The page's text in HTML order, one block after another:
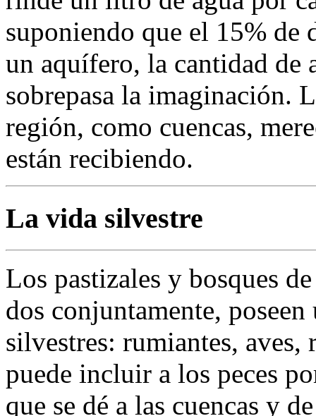
suponiendo que el 15% de
un aquífero, la cantidad de
sobrepasa la imaginación.
región, como cuencas,
están recibiendo.
La vida silvestre
Los pastizales y bosques
dos conjuntamente,
silvestres: rumiantes, aves,
puede incluir a los peces
que se dé a las cuencas y